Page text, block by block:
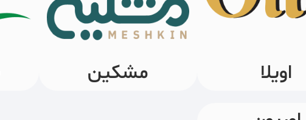
اویلا مشکین